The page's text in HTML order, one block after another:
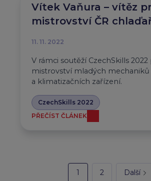
Vítek Vaňura – vítěz
mistrovství ČR
11. 11. 2022
V rámci soutěží CzechSkills
mistrovství mladých mechaniků
a klimatizačních zařízení.
CzechSkills 2022
PŘEČÍST ČLÁNEK
1 2 Další